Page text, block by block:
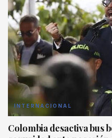
INTERNACIONAL
Colombia desactiva bus